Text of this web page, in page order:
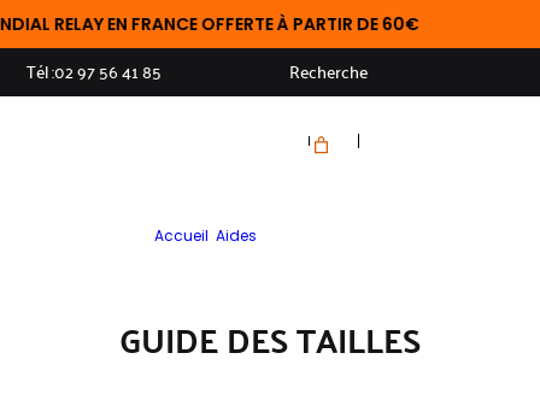
RELAY EN FRANCE OFFERTE À PARTIR DE 60€
Tél :02 97 56 41 85 Recherche
Accueil Aides
GUIDE DES TAILLES